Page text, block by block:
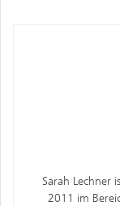
Sarah Lechner
2011 im